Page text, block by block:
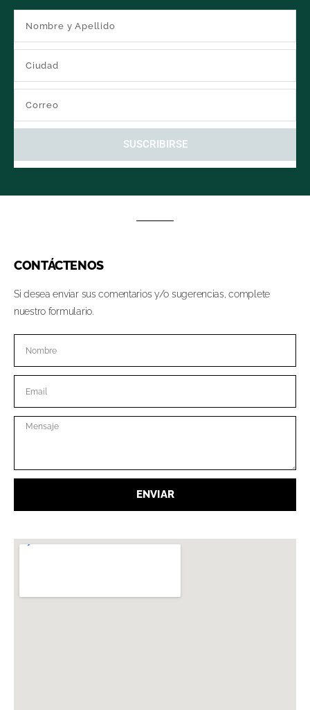
SUSCRIBIRSE
CONTÁCTENOS
Si desea enviar sus comentarios y/o sugerencias, complete
nuestro formulario.
ENVIAR